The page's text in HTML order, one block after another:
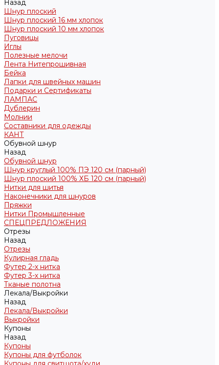
Назад
Шнур плоский
Шнур плоский 16 мм хлопок
Шнур плоский 10 мм хлопок
Пуговицы
Иглы
Полезные мелочи
Лента Нитепрошивная
Бейка
Лапки для швейных машин
Подарки и Сертификаты
ЛАМПАС
Дублерин
Молнии
Составники для одежды
КАНТ
Обувной шнур
Назад
Обувной шнур
Шнур круглый 100% ПЭ 120 см (парный)
Шнур плоский 100% ХБ 120 см (парный)
Нитки для шитья
Наконечники для шнуров
Пряжки
Нитки Промышленные
СПЕЦПРЕДЛОЖЕНИЯ
Отрезы
Назад
Отрезы
Кулирная гладь
Футер 2-х нитка
Футер 3-х нитка
Тканые полотна
Лекала/Выкройки
Назад
Лекала/Выкройки
Выкройки
Купоны
Назад
Купоны
Купоны для футболок